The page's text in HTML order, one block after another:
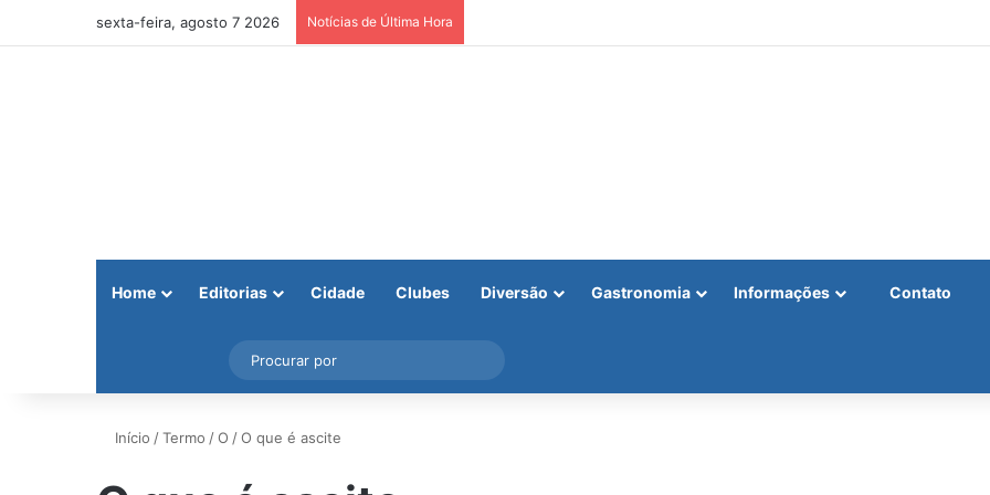
sexta-feira, agosto 7 2026 Notícias de Última Hora
Home Editorias Cidade Clubes Diversão Gastronomia Informações Contato
Instagram
Barra Lateral
por
Início /Termo /O /O que é ascite